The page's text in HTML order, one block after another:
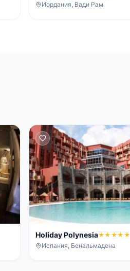
Иордания, Вади Рам
Holiday Polynesia★★★★★
Испания, Бенальмадена